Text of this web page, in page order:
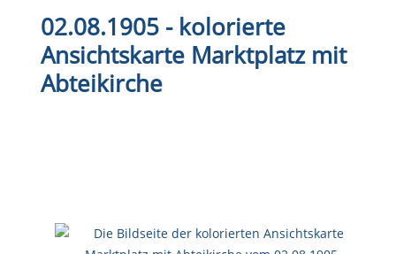
02.08.1905 - kolorierte
Ansichtskarte Marktplatz mit
Abteikirche